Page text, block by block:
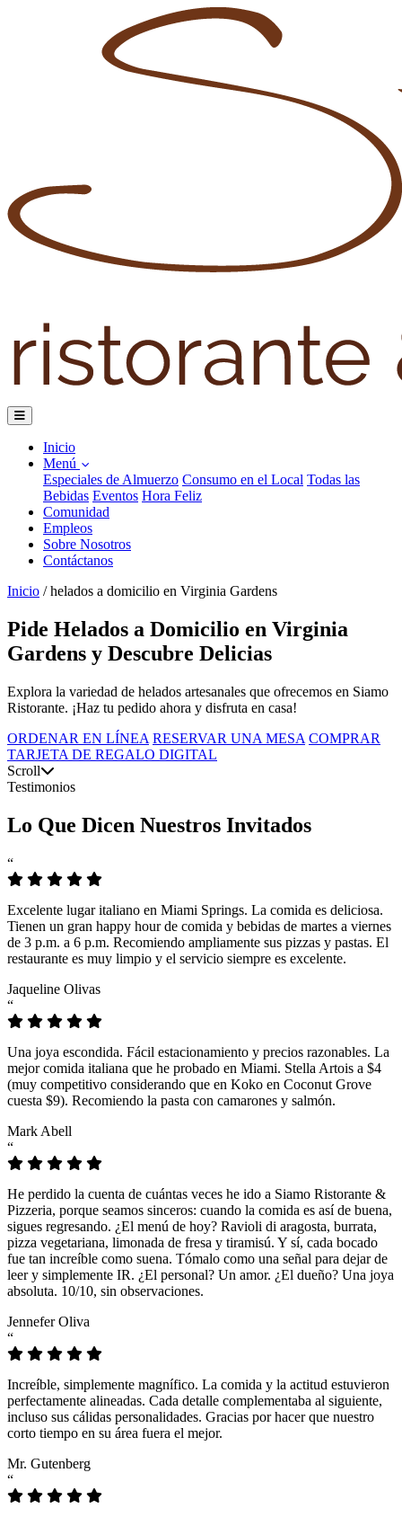
Inicio
Menú
Especiales de Almuerzo Consumo en el Local Todas las
Bebidas Eventos Hora Feliz
Comunidad
Empleos
Sobre Nosotros
Contáctanos
Inicio / helados a domicilio en Virginia Gardens
Pide Helados a Domicilio en Virginia
Gardens y Descubre Delicias
Explora la variedad de helados artesanales que ofrecemos en Siamo
Ristorante. ¡Haz tu pedido ahora y disfruta en casa!
ORDENAR EN LÍNEA RESERVAR UNA MESA COMPRAR
TARJETA DE REGALO DIGITAL
Scroll
Testimonios
Lo Que Dicen Nuestros Invitados
“
Excelente lugar italiano en Miami Springs. La comida es deliciosa.
Tienen un gran happy hour de comida y bebidas de martes a viernes
de 3 p.m. a 6 p.m. Recomiendo ampliamente sus pizzas y pastas. El
restaurante es muy limpio y el servicio siempre es excelente.
Jaqueline Olivas
“
Una joya escondida. Fácil estacionamiento y precios razonables. La
mejor comida italiana que he probado en Miami. Stella Artois a $4
(muy competitivo considerando que en Koko en Coconut Grove
cuesta $9). Recomiendo la pasta con camarones y salmón.
Mark Abell
“
He perdido la cuenta de cuántas veces he ido a Siamo Ristorante &
Pizzeria, porque seamos sinceros: cuando la comida es así de buena,
sigues regresando. ¿El menú de hoy? Ravioli di aragosta, burrata,
pizza vegetariana, limonada de fresa y tiramisú. Y sí, cada bocado
fue tan increíble como suena. Tómalo como una señal para dejar de
leer y simplemente IR. ¿El personal? Un amor. ¿El dueño? Una joya
absoluta. 10/10, sin observaciones.
Jennefer Oliva
“
Increíble, simplemente magnífico. La comida y la actitud estuvieron
perfectamente alineadas. Cada detalle complementaba al siguiente,
incluso sus cálidas personalidades. Gracias por hacer que nuestro
corto tiempo en su área fuera el mejor.
Mr. Gutenberg
“